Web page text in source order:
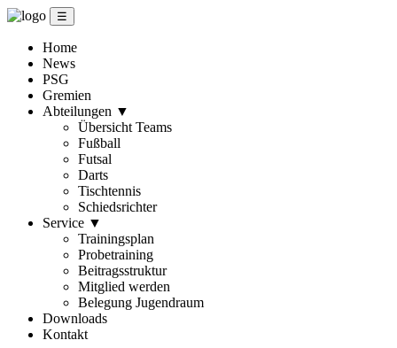
☰
Home
News
PSG
Gremien
Abteilungen ▼
Übersicht Teams
Fußball
Futsal
Darts
Tischtennis
Schiedsrichter
Service ▼
Trainingsplan
Probetraining
Beitragsstruktur
Mitglied werden
Belegung Jugendraum
Downloads
Kontakt